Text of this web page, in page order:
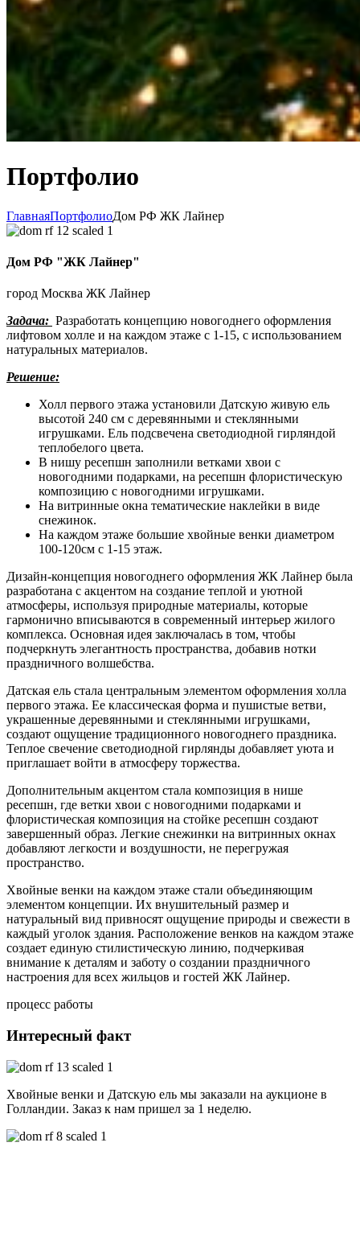
Портфолио
ГлавнаяПортфолиоДом РФ ЖК Лайнер
Дом РФ "ЖК Лайнер"
город Москва ЖК Лайнер
Задача: Разработать концепцию новогоднего оформления
лифтовом холле и на каждом этаже с 1-15, с использованием
натуральных материалов.
Решение:
Холл первого этажа установили Датскую живую ель
высотой 240 см с деревянными и стеклянными
игрушками. Ель подсвечена светодиодной гирляндой
теплобелого цвета.
В нишу ресепшн заполнили ветками хвои с
новогодними подарками, на ресепшн флористическую
композицию с новогодними игрушками.
На витринные окна тематические наклейки в виде
снежинок.
На каждом этаже большие хвойные венки диаметром
100-120см с 1-15 этаж.
Дизайн-концепция новогоднего оформления ЖК Лайнер была
разработана с акцентом на создание теплой и уютной
атмосферы, используя природные материалы, которые
гармонично вписываются в современный интерьер жилого
комплекса. Основная идея заключалась в том, чтобы
подчеркнуть элегантность пространства, добавив нотки
праздничного волшебства.
Датская ель стала центральным элементом оформления холла
первого этажа. Ее классическая форма и пушистые ветви,
украшенные деревянными и стеклянными игрушками,
создают ощущение традиционного новогоднего праздника.
Теплое свечение светодиодной гирлянды добавляет уюта и
приглашает войти в атмосферу торжества.
Дополнительным акцентом стала композиция в нише
ресепшн, где ветки хвои с новогодними подарками и
флористическая композиция на стойке ресепшн создают
завершенный образ. Легкие снежинки на витринных окнах
добавляют легкости и воздушности, не перегружая
пространство.
Хвойные венки на каждом этаже стали объединяющим
элементом концепции. Их внушительный размер и
натуральный вид привносят ощущение природы и свежести в
каждый уголок здания. Расположение венков на каждом этаже
создает единую стилистическую линию, подчеркивая
внимание к деталям и заботу о создании праздничного
настроения для всех жильцов и гостей ЖК Лайнер.
процесс работы
Интересный факт
Хвойные венки и Датскую ель мы заказали на аукционе в
Голландии. Заказ к нам пришел за 1 неделю.